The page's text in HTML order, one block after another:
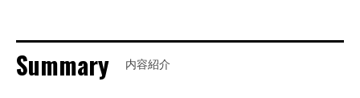
Summary 内容紹介